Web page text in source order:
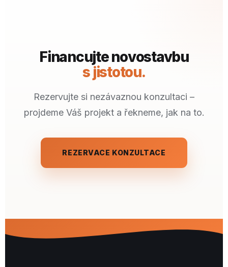
Financujte novostavbu
s jistotou.
Rezervujte si nezávaznou konzultaci –
projdeme Váš projekt a řekneme, jak na to.
REZERVACE KONZULTACE